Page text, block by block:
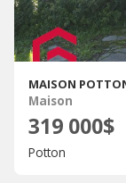
MAISON
Maison
319 000$
Potton